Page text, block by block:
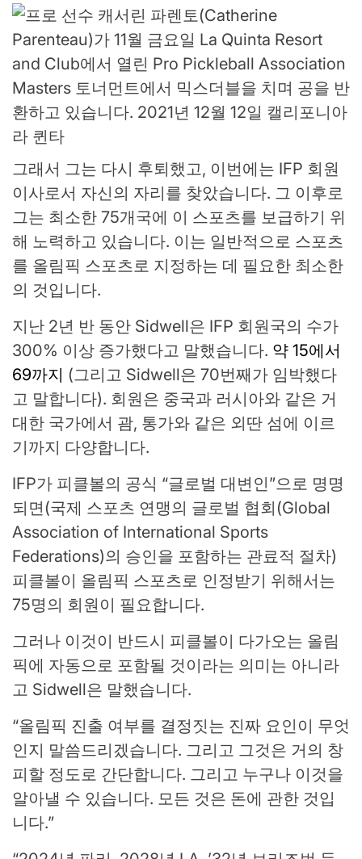
그래서 그는 다시 후퇴했고, 이번에는 IFP 회원
이사로서 자신의 자리를 찾았습니다. 그 이후로
그는 최소한 75개국에 이 스포츠를 보급하기 위
해 노력하고 있습니다. 이는 일반적으로 스포츠
를 올림픽 스포츠로 지정하는 데 필요한 최소한
의 것입니다.
지난 2년 반 동안 Sidwell은 IFP 회원국의 수가
300% 이상 증가했다고 말했습니다. 약 15에서
69까지 (그리고 Sidwell은 70번째가 임박했다
고 말합니다). 회원은 중국과 러시아와 같은 거
대한 국가에서 괌, 통가와 같은 외딴 섬에 이르
기까지 다양합니다.
IFP가 피클볼의 공식 “글로벌 대변인”으로 명명
되면(국제 스포츠 연맹의 글로벌 협회(Global
Association of International Sports
Federations)의 승인을 포함하는 관료적 절차)
피클볼이 올림픽 스포츠로 인정받기 위해서는
75명의 회원이 필요합니다.
그러나 이것이 반드시 피클볼이 다가오는 올림
픽에 자동으로 포함될 것이라는 의미는 아니라
고 Sidwell은 말했습니다.
“올림픽 진출 여부를 결정짓는 진짜 요인이 무엇
인지 말씀드리겠습니다. 그리고 그것은 거의 창
피할 정도로 간단합니다. 그리고 누구나 이것을
알아낼 수 있습니다. 모든 것은 돈에 관한 것입
니다.”